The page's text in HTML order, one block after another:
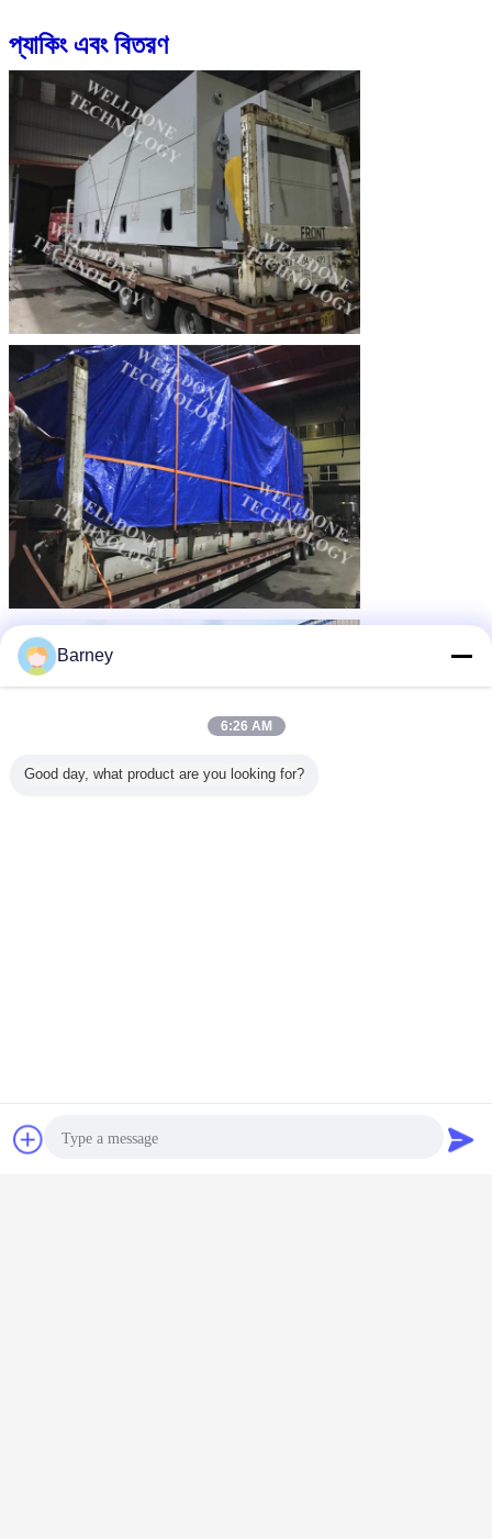
প্যাকিং এবং বিতরণ
চ্যাট
Barney
6:26 AM
Good day, what product are you looking for?